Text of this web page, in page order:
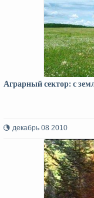
Аграрный сектор: с
декабрь 08 2010